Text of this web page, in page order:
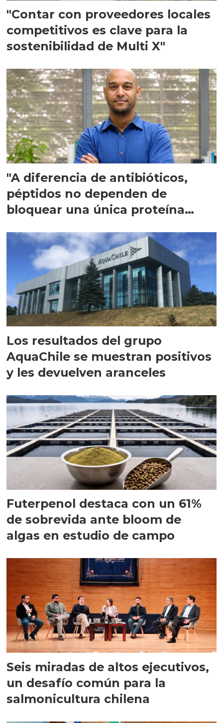
"Contar con proveedores locales
competitivos es clave para la
sostenibilidad de Multi X"
"A diferencia de antibióticos,
péptidos no dependen de
bloquear una única proteína
Los resultados del grupo
AquaChile se muestran positivos
y les devuelven aranceles
Futerpenol destaca con un 61%
de sobrevida ante bloom de
algas en estudio de campo
Seis miradas de altos ejecutivos,
un desafío común para la
salmonicultura chilena